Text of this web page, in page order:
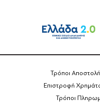
Τρόποι
Επιστροφή
Τρόποι